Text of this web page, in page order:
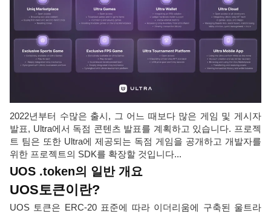
2022년부터 수많은 출시, 그 어느 때보다 많은 게임 및 게시자
발표, Ultra에서 독점 콘텐츠 발표를 계획하고 있습니다. 프로젝
트 팀은 또한 Ultra에 제공되는 독점 게임을 공개하고 개발자를
위한 프로젝트의 SDK를 확장할 것입니다...
UOS .token의 일반 개요
UOS토큰이란?
UOS 토큰은 ERC-20 표준에 따라 이더리움에 구축된 울트라